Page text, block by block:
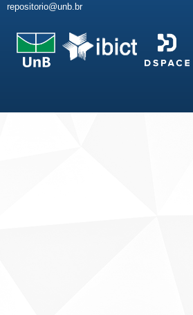
repositorio@unb.br